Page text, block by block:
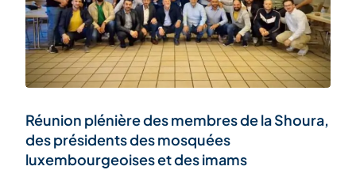
Réunion plénière des membres de la Shoura,
des présidents des mosquées
luxembourgeoises et des imams